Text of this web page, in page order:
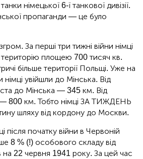
німецької 6-ї танкової дивізії.
пропаганди — це було
За перші три тижні війни німці
площею 700 тисяч кв.
більше території Польщі. Уже на
увійшли до Мінська. Від
до Мінська — 345 км. Від
800 км. Тобто німці ЗА ТИЖДЕНЬ
шляху від кордону до Москви.
після початку війни в Червоній
8 % (!) особового складу від
на 22 червня 1941 року. За цей час